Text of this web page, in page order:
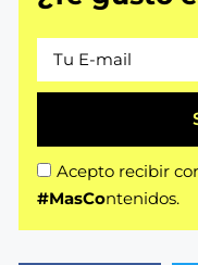
Acepto recibir
#MasContenidos.